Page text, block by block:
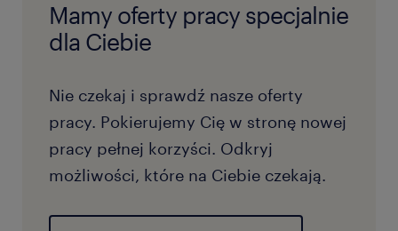
Mamy oferty pracy specjalnie
dla Ciebie
Nie czekaj i sprawdź nasze oferty
pracy. Pokierujemy Cię w stronę nowej
pracy pełnej korzyści. Odkryj
możliwości, które na Ciebie czekają.